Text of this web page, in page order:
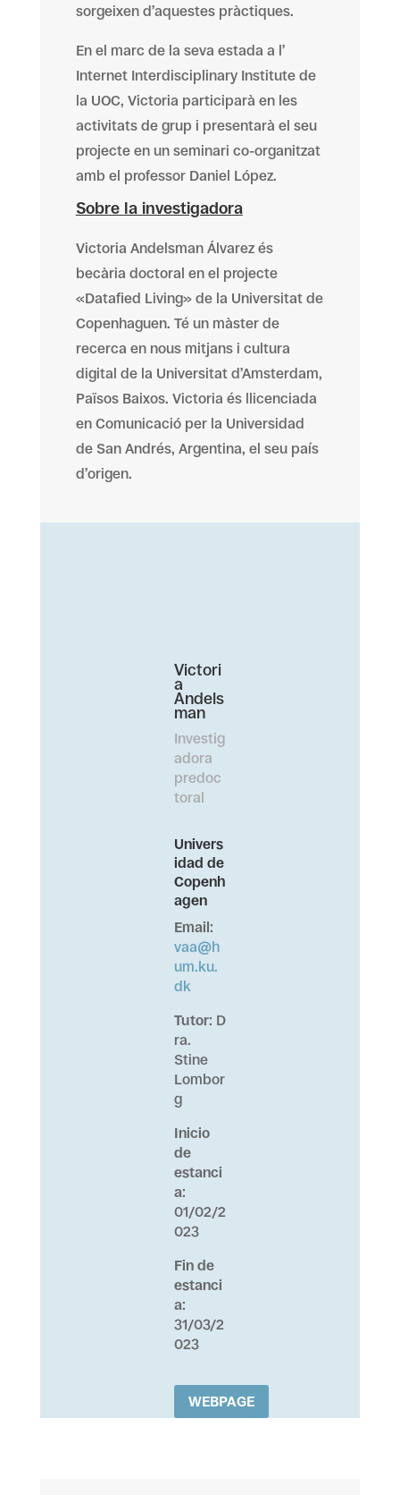
sorgeixen d’aquestes pràctiques.
En el marc de la seva estada a l’
Internet Interdisciplinary Institute de
la UOC, Victoria participarà en les
activitats de grup i presentarà el seu
projecte en un seminari co-organitzat
amb el professor Daniel López.
Sobre la investigadora
Victoria Andelsman Álvarez és
becària doctoral en el projecte
«Datafied Living» de la Universitat de
Copenhaguen. Té un màster de
recerca en nous mitjans i cultura
digital de la Universitat d’Amsterdam,
Països Baixos. Victoria és llicenciada
en Comunicació per la Universidad
de San Andrés, Argentina, el seu país
d’origen.
Victori
a
Andels
man
Investig
adora
predoc
toral
Univers
idad de
Copenh
agen
Email :
vaa@h
um.ku.
dk
Tutor: D
ra.
Stine
Lombor
g
Inicio
de
estanci
a:
01/02/2
023
Fin de
estanci
a:
31/03/2
023
WEBPAGE